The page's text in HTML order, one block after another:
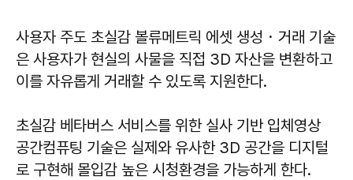
사용자 주도 초실감 볼류메트릭 에셋 생성・거래 기술
은 사용자가 현실의 사물을 직접 3D 자산을 변환하고
이를 자유롭게 거래할 수 있도록 지원한다.
초실감 베타버스 서비스를 위한 실사 기반 입체영상
공간컴퓨팅 기술은 실제와 유사한 3D 공간을 디지털
로 구현해 몰입감 높은 시청환경을 가능하게 한다.